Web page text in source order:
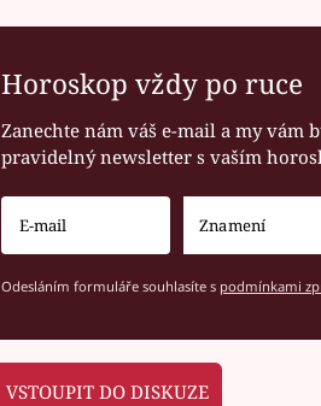
Horoskop vždy po ruce
Zanechte nám váš e-mail a my vám
pravidelný newsletter s vaším
Odesláním formuláře souhlasíte s podmínkami
VSTOUPIT DO DISKUZE